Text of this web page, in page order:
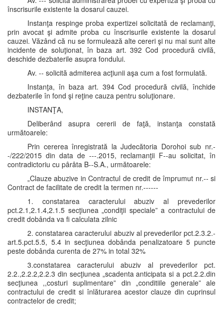
înscrisurile existente la dosarul cauzei.
Instanţa respinge proba expertizei solicitată de reclamanţi,
prin avocat şi admite proba cu înscrisurile existente la dosarul
cauzei. Văzând că nu se formulează alte cereri şi nu mai sunt alte
incidente de soluţionat, în baza art. 392 Cod procedură civilă,
deschide dezbaterile asupra fondului.
Av. -- solicită admiterea acţiunii aşa cum a fost formulată.
Instanţa, în baza art. 394 Cod procedură civilă, închide
dezbaterile în fond şi reţine cauza pentru soluţionare.
INSTANŢA,
Deliberând asupra cererii de faţă, instanţa constată
următoarele:
Prin cererea înregistrată la Judecătoria Dorohoi sub nr.-
-/222/2015 din data de ---.2015, reclamanţii F--au solicitat, în
contradictoriu cu pârâta B--S.A., următoarele:
„Clauze abuzive in Contractul de credit de împrumut nr.-- si
Contract de facilitate de credit la termen nr.------
1. constatarea caracterului abuziv al prevederilor
pct.2.1,2.1.4,2.1.5 secţiunea „condiţii speciale” a contractului de
credit dobânda va fi calculata zilnic
2. constatarea caracterului abuziv al prevederilor pct.2.3.2.-
art.5.pct.5.5, 5.4 in secţiunea dobânda penalizatoare 5 puncte
peste dobânda curenta de 27% in total 32%
3.constatarea caracterului abuziv al prevederilor pct.
2.2.,2.2.2,2.2.3 din secţiunea „scadenta anticipata si a pct.2.2.din
secţiunea ,,costuri suplimentare” din „conditiile generale” ale
contractului de credit si înlăturarea acestor clauze din cuprinsul
contractelor de credit;